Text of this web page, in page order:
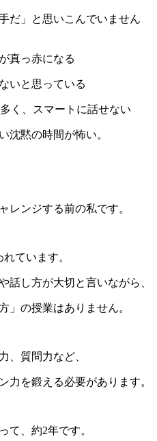
だ」と思いこんでいません
真っ赤になる
いと思っている
く、スマートに話せない
沈黙の時間が怖い。
レンジする前の私です。
ています。
話し方が大切と言いながら、
」の授業はありません。
、質問力など、
力を鍛える必要があります。
て、約2年です。